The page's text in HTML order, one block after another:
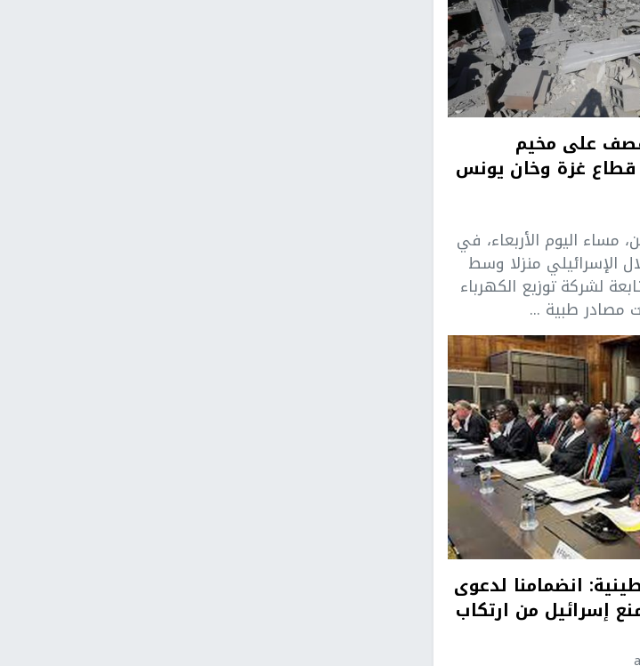
على مخيم
غزة وخان يونس
مساء اليوم الأربعاء، في
الإسرائيلي منزلا وسط
لشركة توزيع الكهرباء
مصادر طبية ...
انضمامنا لدعوى
إسرائيل من ارتكاب